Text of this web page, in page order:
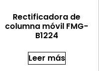
Rectificadora de
columna móvil FMG-
B1224
Leer más